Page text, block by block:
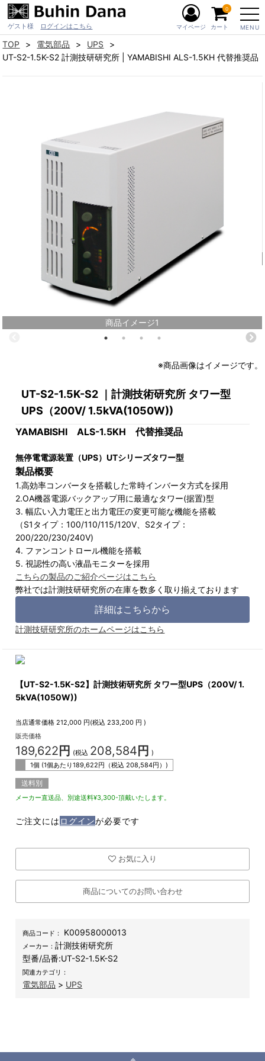
ゲスト様 ログインはこちら MENU
マイページ カート
0
TOP 電気部品
UPS
UT-S2-1.5K-S2 計測技研研究所 | YAMABISHI ALS-1.5KH 代替推奨品
商品イメージ1
※商品画像はイメージです。
UT-S2-1.5K-S2 ｜計測技術研究所 タワー型
UPS（200V/ 1.5kVA(1050W))
YAMABISHI ALS-1.5KH 代替推奨品
無停電電源装置（UPS）UTシリーズタワー型
製品概要
1.高効率コンバータを搭載した常時インバータ方式を採用
2.OA機器電源バックアップ用に最適なタワー(据置)型
3. 幅広い入力電圧と出力電圧の変更可能な機能を搭載
（S1タイプ：100/110/115/120V、S2タイプ：
200/220/230/240V)
4. ファンコントロール機能を搭載
5. 視認性の高い液晶モニターを採用
こちらの製品のご紹介ページはこちら
弊社では計測技研研究所の在庫を数多く取り揃えております
詳細はこちらから
計測技研研究所のホームページはこちら
【UT-S2-1.5K-S2】計測技術研究所 タワー型UPS（200V/ 1.
5kVA(1050W))
当店通常価格 212,000 円(税込 233,200 円 )
販売価格
189,622 円 (税込 208,584 円 )
1個 (1個あたり189,622円（税込 208,584円）)
送料別
メーカー直送品、別途送料¥3,300-頂戴いたします。
ご注文には ログインが必要です
お気に入り
商品についてのお問い合わせ
商品コード： K00958000013
メーカー：計測技術研究所
型番/品番:UT-S2-1.5K-S2
関連カテゴリ：
電気部品 > UPS